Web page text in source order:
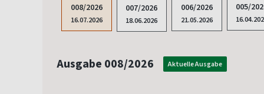
008/2026
16.07.2026
007/2026
18.06.2026
006/2026
21.05.2026
005/
Ausgabe 008/2026 Aktuelle Ausgabe